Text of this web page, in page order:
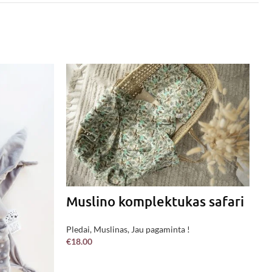
Muslino komplektukas safari
Pledai, Muslinas, Jau pagaminta !
€18.00